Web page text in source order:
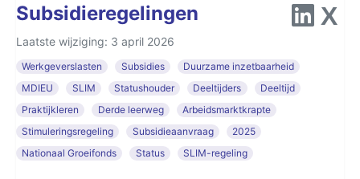
Subsidieregelingen
Laatste wijziging: 3 april 2026
Werkgeverslasten Subsidies
Duurzame inzetbaarheid
MDIEU
SLIM Statushouder Deeltijders
Deeltijd
Praktijkleren
Derde leerweg
Arbeidsmarktkrapte
Stimuleringsregeling
Subsidieaanvraag
2025
Nationaal Groeifonds
Status SLIM-regeling